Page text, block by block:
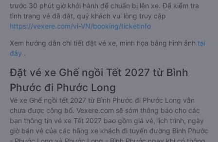
trước 30 phút giờ khởi hành để chuẩn bị lên xe. Để kiểm tra
tình trạng vé đã đặt, quý khách vui lòng truy cập
https://vexere.com/vi-VN/booking/ticketinfo
Xem hướng dẫn chi tiết đặt vé xe, minh họa bằng hình ảnh tại
đây .
Đặt vé xe Ghế ngồi Tết 2027 từ Bình
Phước đi Phước Long
Vé xe Ghế ngồi tết 2027 từ Bình Phước đi Phước Long vẫn
chưa được công bố. Vexere.com sẽ sớm thông báo cho các
bạn thông tin vé xe Tết 2027 bao gồm giá vé, lịch trình, ngày
giờ bán vé của các hãng xe khách đi tuyến đường Bình Phước